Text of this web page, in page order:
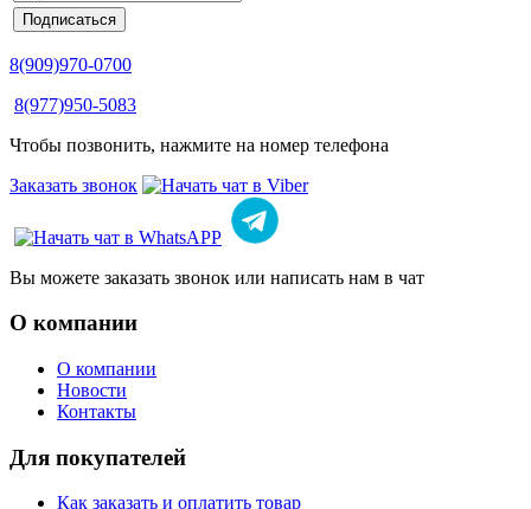
8(909)970-0700
8(977)950-5083
Чтобы позвонить, нажмите на номер телефона
Заказать звонок
Вы можете заказать звонок или написать нам в чат
О компании
О компании
Новости
Контакты
Для покупателей
Как заказать и оплатить товар